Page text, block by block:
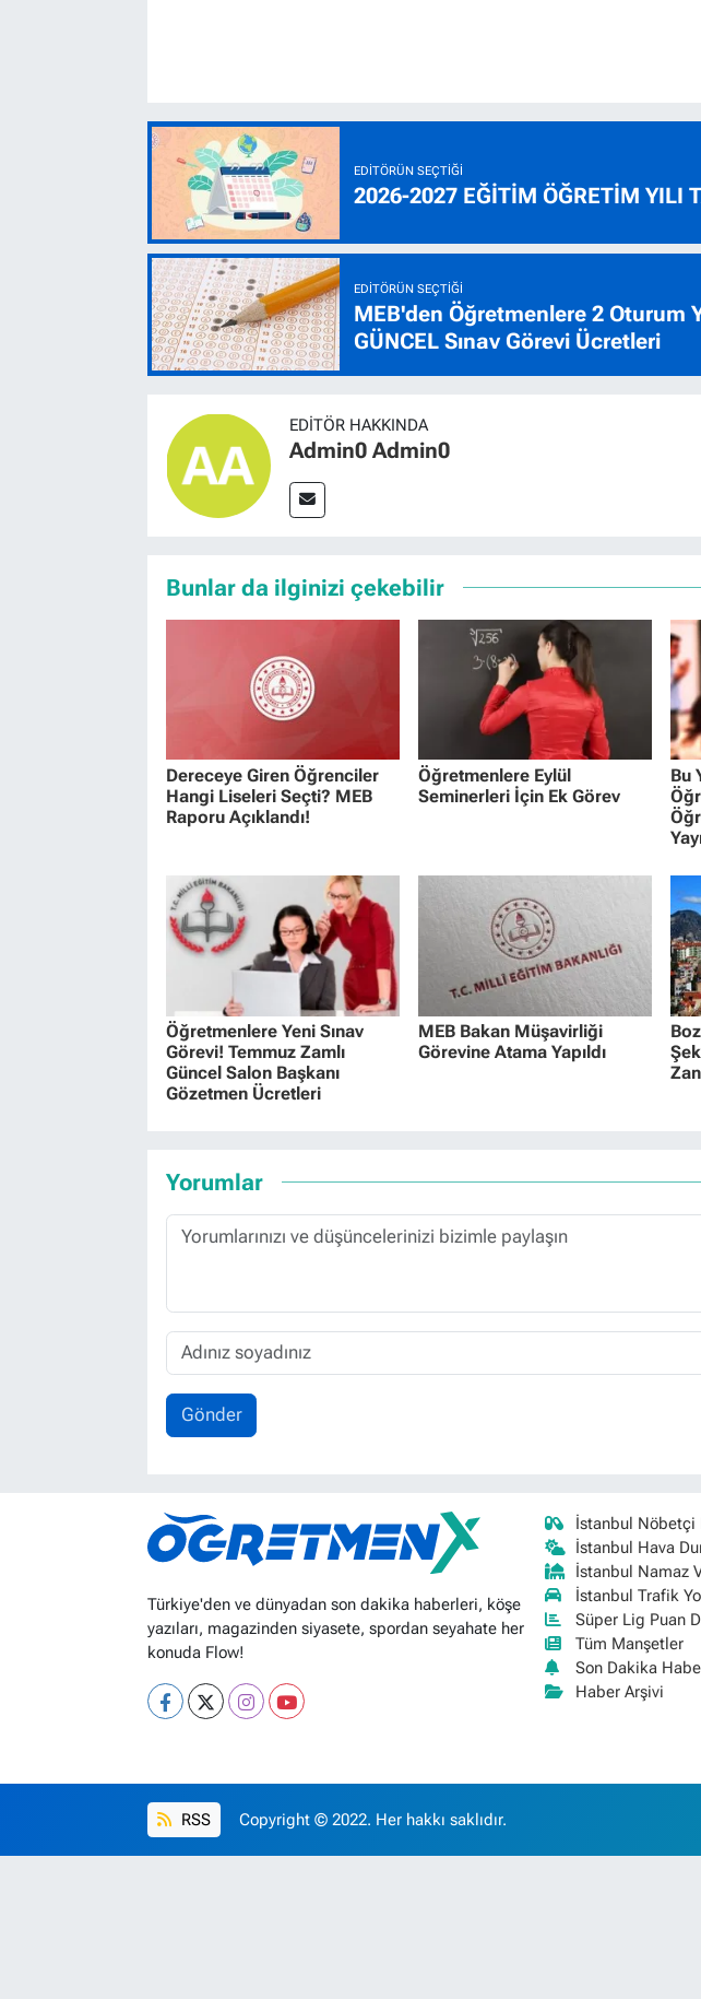
EDITÖRÜN SEÇTIĞI
2026-2027 EĞİTİM ÖĞRETİM YILI
EDITÖRÜN SEÇTIĞI
MEB'den Öğretmenlere 2 Oturum
GÜNCEL Sınav Görevi Ücretleri
EDITÖR HAKKINDA
Admin0 Admin0
Bunlar da ilginizi çekebilir
Dereceye Giren Öğrenciler
Hangi Liseleri Seçti? MEB
Raporu Açıklandı!
Öğretmenlere Eylül
Seminerleri İçin Ek Görev
Bu
Öğretmenlere Yeni Sınav
Görevi! Temmuz Zamlı
Güncel Salon Başkanı
Gözetmen Ücretleri
MEB Bakan Müşavirliği
Görevine Atama Yapıldı
Yorumlar
Gönder
Türkiye'den ve dünyadan son dakika haberleri, köşe
yazıları, magazinden siyasete, spordan seyahate her
konuda Flow!
İstanbul Nöbetçi
İstanbul Hava
İstanbul Namaz
İstanbul Trafik
Süper Lig Puan
Tüm Manşetler
Son Dakika
Haber Arşivi
RSS Copyright © 2022. Her hakkı saklıdır.